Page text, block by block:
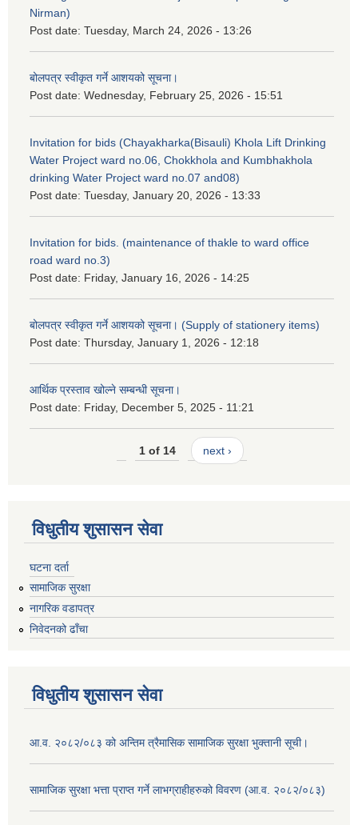
Nirman)
Post date: Tuesday, March 24, 2026 - 13:26
बोलपत्र स्वीकृत गर्ने आशयको सूचना।
Post date: Wednesday, February 25, 2026 - 15:51
Invitation for bids (Chayakharka(Bisauli) Khola Lift Drinking
Water Project ward no.06, Chokkhola and Kumbhakhola
drinking Water Project ward no.07 and08)
Post date: Tuesday, January 20, 2026 - 13:33
Invitation for bids. (maintenance of thakle to ward office
road ward no.3)
Post date: Friday, January 16, 2026 - 14:25
बोलपत्र स्वीकृत गर्ने आशयको सूचना। (Supply of stationery items)
Post date: Thursday, January 1, 2026 - 12:18
आर्थिक प्रस्ताव खोल्ने सम्बन्धी सूचना।
Post date: Friday, December 5, 2025 - 11:21
1 of 14 next ›
विधुतीय शुसासन सेवा
घटना दर्ता
सामाजिक सुरक्षा
नागरिक वडापत्र
निवेदनको ढाँचा
विधुतीय शुसासन सेवा
आ.व. २०८२/०८३ को अन्तिम त्रैमासिक सामाजिक सुरक्षा भुक्तानी सूची।
सामाजिक सुरक्षा भत्ता प्राप्त गर्ने लाभग्राहीहरुको विवरण (आ.व. २०८२/०८३)